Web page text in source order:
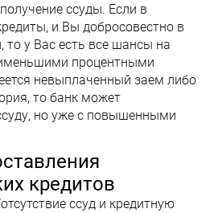
ссуды. Если в
и Вы добросовестно в
то у Вас есть все шансы на
процентными
невыплаченный заем либо
то банк может
но уже с повышенными
кредитов
ссуд и кредитную